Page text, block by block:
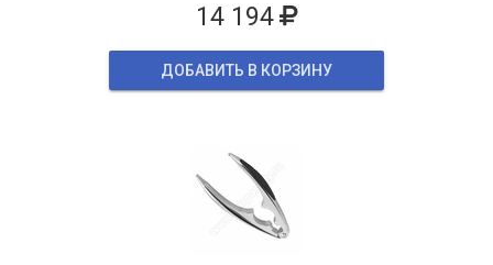
14 194
ДОБАВИТЬ В КОРЗИНУ